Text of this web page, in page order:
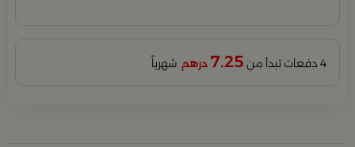
4 دفعات تبدأ من 7.25 درهم شهرياً